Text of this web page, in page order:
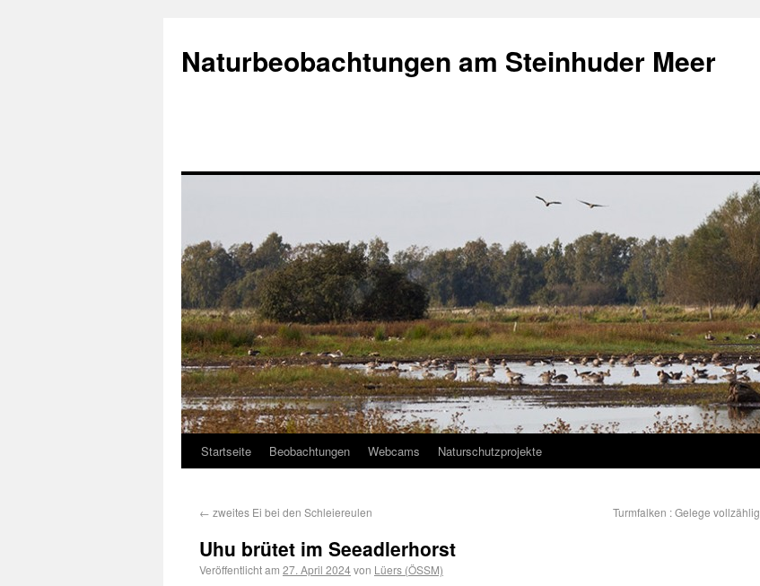
Naturbeobachtungen am Steinhuder Meer
Startseite Beobachtungen Webcams Naturschutzprojekte
← zweites Ei bei den Schleiereulen Turmfalken : Gelege vollzählig
Uhu brütet im Seeadlerhorst
Veröffentlicht am 27. April 2024von Lüers (ÖSSM)